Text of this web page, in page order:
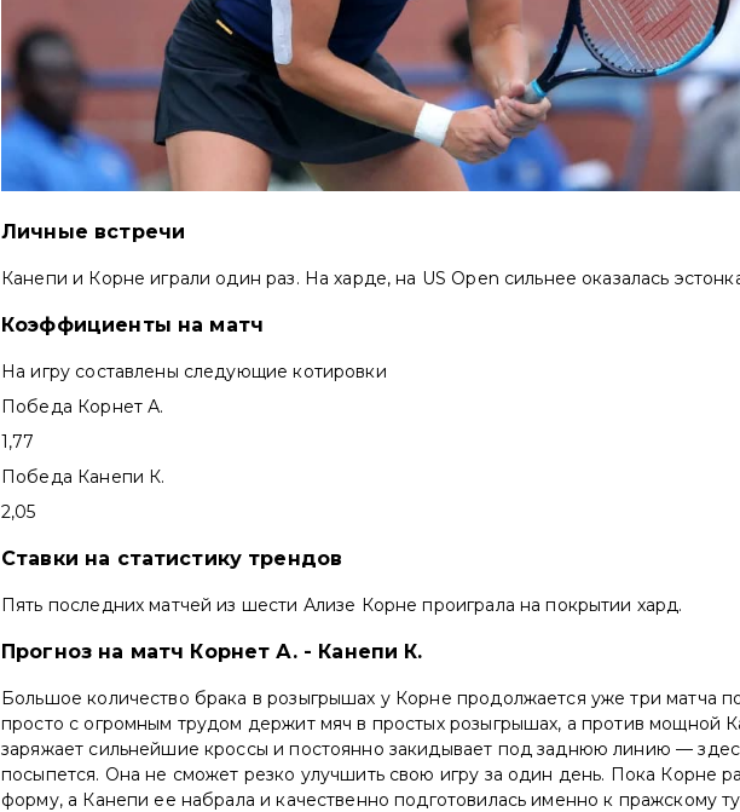
Личные встречи
Канепи и Корне играли один раз. На харде, на US Open сильнее оказалась
Коэффициенты на матч
На игру составлены следующие котировки
Победа Корнет А.
1,77
Победа Канепи К.
2,05
Ставки на статистику трендов
Пять последних матчей из шести Ализе Корне проиграла на покрытии хард.
Прогноз на матч Корнет А. - Канепи К.
Большое количество брака в розыгрышах у Корне продолжается уже три матча
просто с огромным трудом держит мяч в простых розыгрышах, а против мощной
заряжает сильнейшие кроссы и постоянно закидывает под заднюю линию —
посыпется. Она не сможет резко улучшить свою игру за один день. Пока Корне
форму, а Канепи ее набрала и качественно подготовилась именно к пражскому